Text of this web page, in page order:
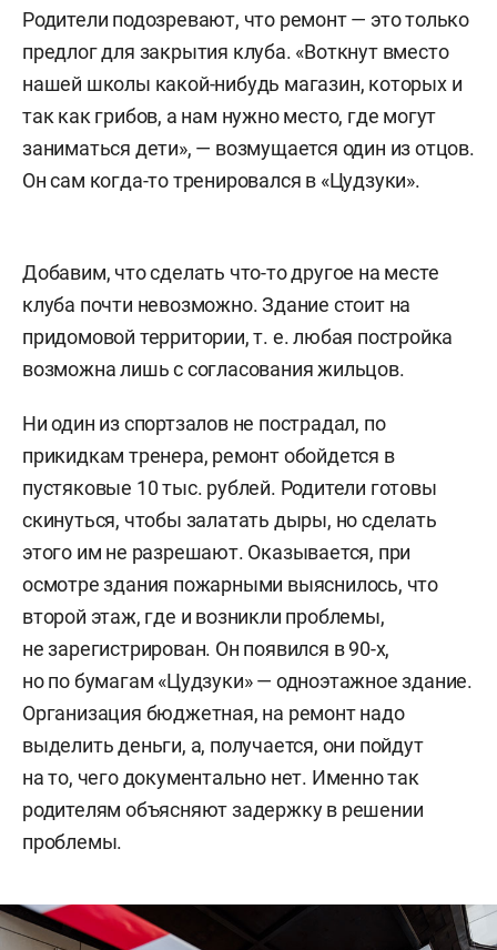
Родители подозревают, что ремонт — это только
предлог для закрытия клуба. «Воткнут вместо
нашей школы какой-нибудь магазин, которых и
так как грибов, а нам нужно место, где могут
заниматься дети», — возмущается один из отцов.
Он сам когда-то тренировался в «Цудзуки».
Добавим, что сделать что-то другое на месте
клуба почти невозможно. Здание стоит на
придомовой территории, т. е. любая постройка
возможна лишь с согласования жильцов.
Ни один из спортзалов не пострадал, по
прикидкам тренера, ремонт обойдется в
пустяковые 10 тыс. рублей. Родители готовы
скинуться, чтобы залатать дыры, но сделать
этого им не разрешают. Оказывается, при
осмотре здания пожарными выяснилось, что
второй этаж, где и возникли проблемы,
не зарегистрирован. Он появился в 90-х,
но по бумагам «Цудзуки» — одноэтажное здание.
Организация бюджетная, на ремонт надо
выделить деньги, а, получается, они пойдут
на то, чего документально нет. Именно так
родителям объясняют задержку в решении
проблемы.